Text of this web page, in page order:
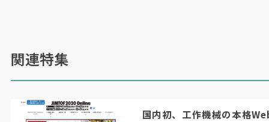
関連特集
国内初、工作機械の本格